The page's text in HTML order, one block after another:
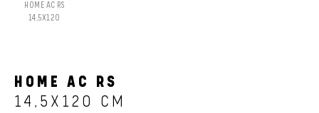
HOME AC RS
14,5X120
HOME AC RS
14,5X120 CM